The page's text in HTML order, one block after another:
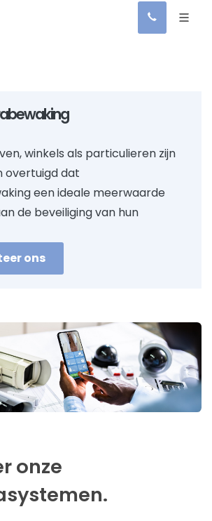
winkels als particulieren zijn
overtuigd dat
een ideale meerwaarde
de beveiliging van hun
ons
onze